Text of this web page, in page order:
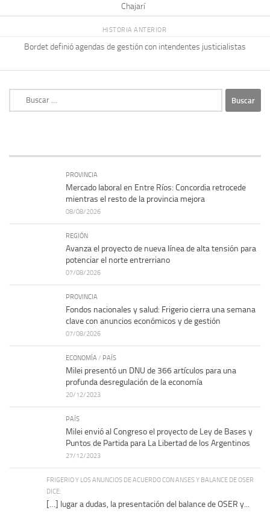
Chajarí
HISTORIA ANTERIOR
Bordet definió agendas de gestión con intendentes justicialistas
PROVINCIA
Mercado laboral en Entre Ríos: Concordia retrocede
mientras el resto de la provincia mejora
08/08/2026
REGIÓN
Avanza el proyecto de nueva línea de alta tensión para
potenciar el norte entrerriano
07/08/2026
PROVINCIA
Fondos nacionales y salud: Frigerio cierra una semana
clave con anuncios económicos y de gestión
07/08/2026
ECONOMÍA / PAÍS
Milei presentó un DNU de 366 artículos para una
profunda desregulación de la economía
20/12/2023
PAÍS
Milei envió al Congreso el proyecto de Ley de Bases y
Puntos de Partida para La Libertad de los Argentinos
27/12/2023
FRIGERIO Y LOS ANUNCIOS DE ACUERDO CON ANSES Y BALANCE DE OSER
DICE:
[…] lugar a dudas, la presentación del balance de OSER y...